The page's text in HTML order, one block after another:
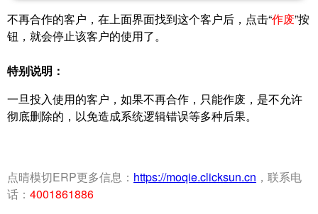
不再合作的客户，在上面界面找到这个客户后，点击“作废”按
钮，就会停止该客户的使用了。
特别说明：
一旦投入使用的客户，如果不再合作，只能作废，是不允许
彻底删除的，以免造成系统逻辑错误等多种后果。
点晴模切ERP更多信息： https://moqie.clicksun.cn ，联系电
话： 4001861886